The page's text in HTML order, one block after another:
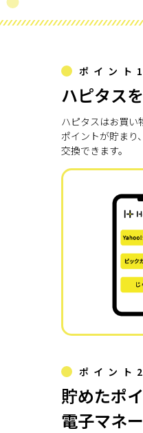
ポイント1
ハピタス
ハピタスはお買い
ポイントが貯まり
交換できます。
ポイント2
貯めたポ
電子マネ